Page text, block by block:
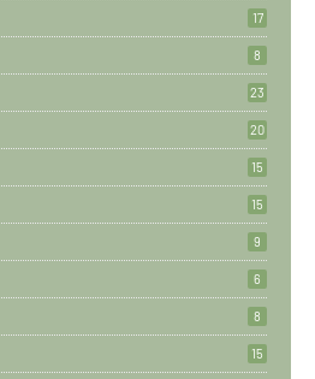
17
8
23
20
15
15
9
6
8
15